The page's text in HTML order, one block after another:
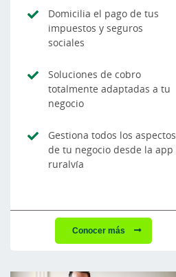
Domicilia el pago de tus
impuestos y seguros
sociales
Soluciones de cobro
totalmente adaptadas a tu
negocio
Gestiona todos los aspectos
de tu negocio desde la app
ruralvía
Conocer más